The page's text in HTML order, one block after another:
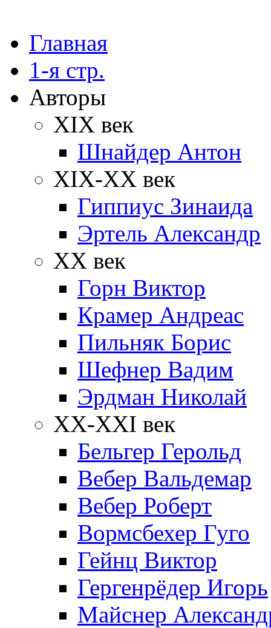
Главная
1-я стр.
Авторы
XIX век
Шнайдер Антон
XIX-XX век
Гиппиус Зинаида
Эртель Александр
XX век
Горн Виктор
Крамер Андреас
Пильняк Борис
Шефнер Вадим
Эрдман Николай
ХХ-XXI век
Бельгер Герольд
Вебер Вальдемар
Вебер Роберт
Вормсбехер Гуго
Гейнц Виктор
Гергенрёдер Игорь
Майснер